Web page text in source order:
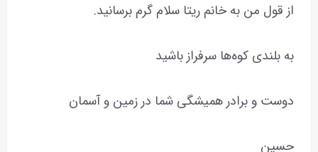
از قول من به خانم ریتا سلام گرم برسانید.
به بلندی کوه‌ها سرفراز باشید
دوست و برادر همیشگی شما در زمین و آسمان
حسین